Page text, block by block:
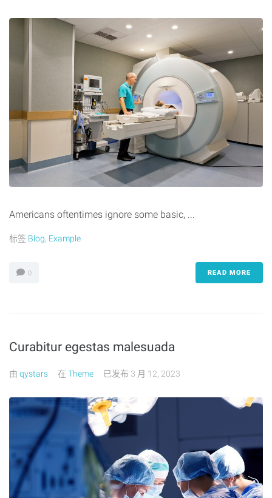
Americans oftentimes ignore some basic, ...
标签 Blog, Example
0 READ MORE
Curabitur egestas malesuada
由 qystars 在 Theme 已发布 3 月 12, 2023